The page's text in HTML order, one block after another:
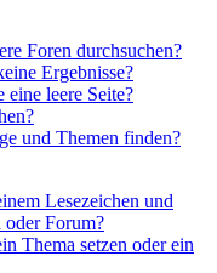
Foren durchsuchen?
Ergebnisse?
eine leere Seite?
und Themen finden?
Lesezeichen und
oder Forum?
Thema setzen oder ein